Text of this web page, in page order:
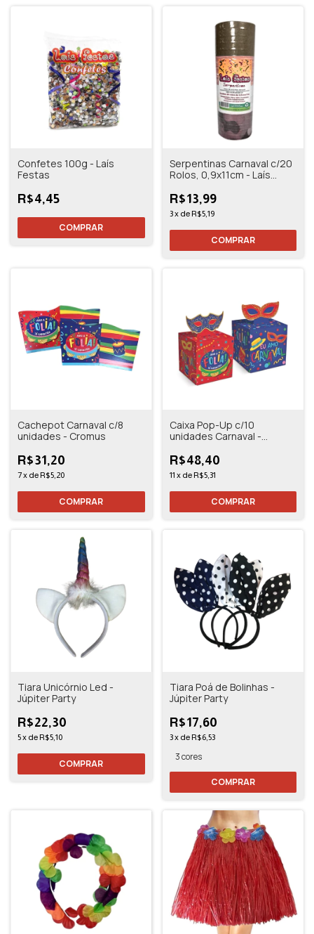
Confetes 100g - Laís
Festas
R$4,45
Serpentinas Carnaval c/20
Rolos, 0,9x11cm - Laís
R$13,99
3x de R$5,19
Cachepot Carnaval c/8
unidades - Cromus
R$31,20
7x de R$5,20
Caixa Pop-Up c/10
unidades Carnaval -
R$48,40
11 x de R$5,31
Tiara Unicórnio Led -
Júpiter Party
R$22,30
5x de R$5,10
COMPRAR
Tiara Poá de Bolinhas -
Júpiter Party
R$17,60
3x de R$6,53
3 cores
COMPRAR